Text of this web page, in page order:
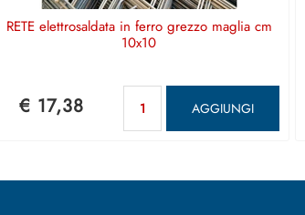
RETE elettrosaldata in ferro grezzo maglia cm
10x10
€ 17,38 AGGIUNGI